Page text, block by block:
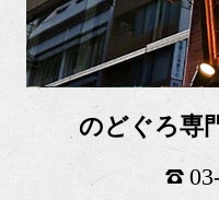
のどぐろ専